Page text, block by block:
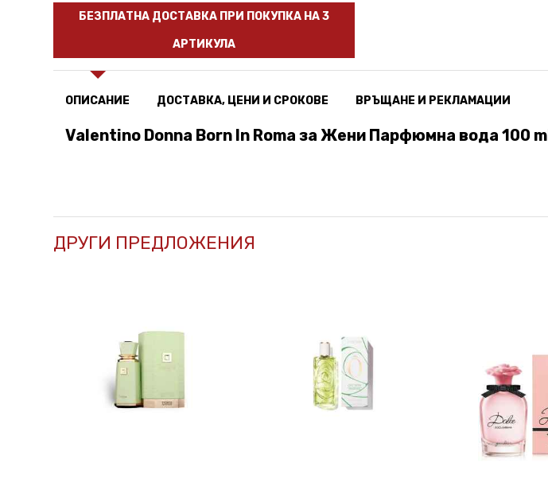
БЕЗПЛАТНА ДОСТАВКА ПРИ ПОКУПКА НА 3
АРТИКУЛА
ОПИСАНИЕ ДОСТАВКА, ЦЕНИ И СРОКОВЕ ВРЪЩАНЕ И РЕКЛАМАЦИИ
Valentino Donna Born In Roma за Жени Парфюмна вода 100 ml
ДРУГИ ПРЕДЛОЖЕНИЯ